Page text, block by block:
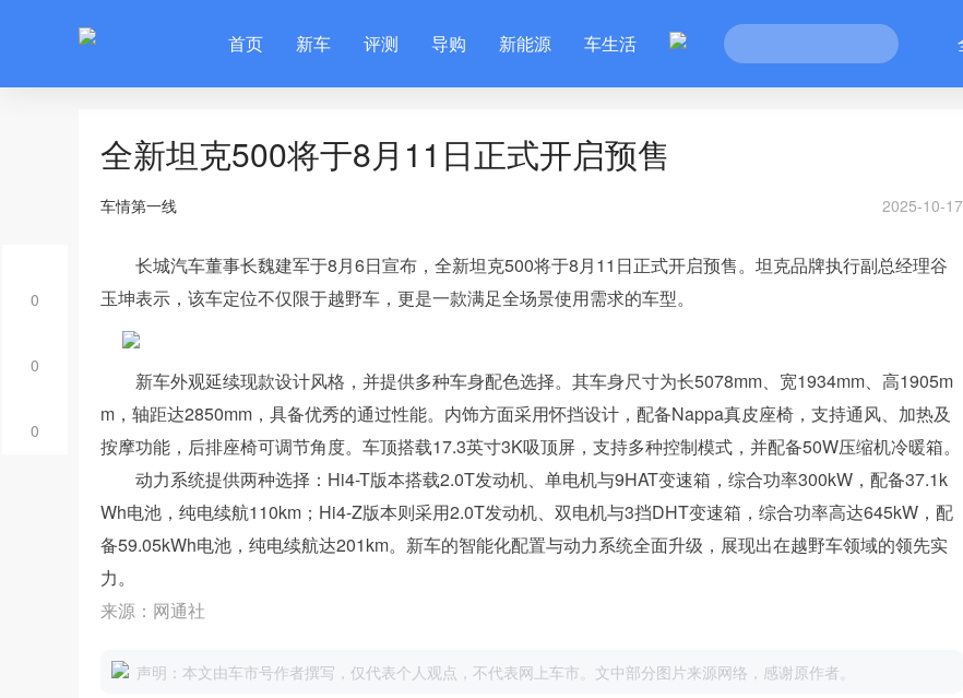
首页 新车 评测 导购 新能源 车生活
0
0
0
全新坦克500将于8月11日正式开启预售
车情第一线 2025-10-17
长城汽车董事长魏建军于8月6日宣布，全新坦克500将于8月11日正式开启预售。坦克品牌执行副总经理谷
玉坤表示，该车定位不仅限于越野车，更是一款满足全场景使用需求的车型。
新车外观延续现款设计风格，并提供多种车身配色选择。其车身尺寸为长5078mm、宽1934mm、高1905m
m，轴距达2850mm，具备优秀的通过性能。内饰方面采用怀挡设计，配备Nappa真皮座椅，支持通风、加热及
按摩功能，后排座椅可调节角度。车顶搭载17.3英寸3K吸顶屏，支持多种控制模式，并配备50W压缩机冷暖箱。
动力系统提供两种选择：Hi4-T版本搭载2.0T发动机、单电机与9HAT变速箱，综合功率300kW，配备37.1k
Wh电池，纯电续航110km；Hi4-Z版本则采用2.0T发动机、双电机与3挡DHT变速箱，综合功率高达645kW，配
备59.05kWh电池，纯电续航达201km。新车的智能化配置与动力系统全面升级，展现出在越野车领域的领先实
力。
来源：网通社
声明：本文由车市号作者撰写，仅代表个人观点，不代表网上车市。文中部分图片来源网络，感谢原作者。